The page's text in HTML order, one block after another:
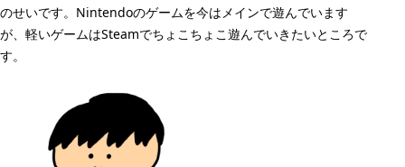
のせいです。Nintendoのゲームを今はメインで遊んでいます
が、軽いゲームはSteamでちょこちょこ遊んでいきたいところで
す。